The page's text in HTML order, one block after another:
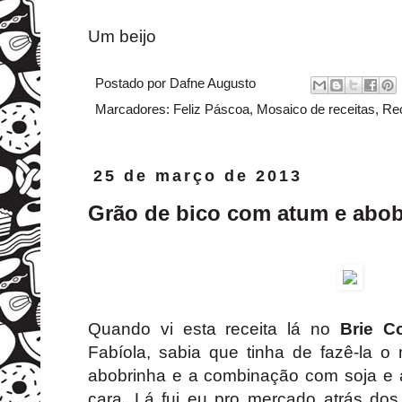
Um beijo
Postado por Dafne Augusto
Marcadores: Feliz Páscoa, Mosaico de receitas,
25 de março de 2013
Grão de bico com atum e
Quando vi esta receita lá no Brie
Fabíola, sabia que tinha de fazê-la o
abobrinha e a combinação com soja e